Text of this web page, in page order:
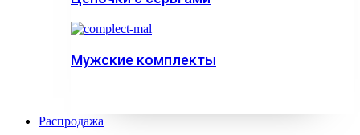
Мужские комплекты
Распродажа